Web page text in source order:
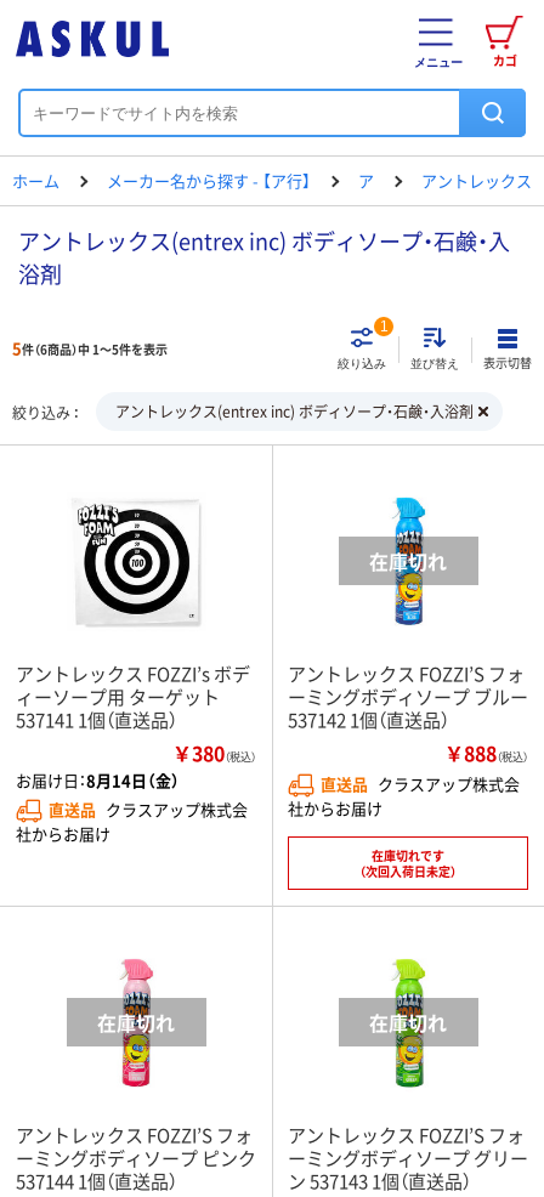
カゴ
メニュー
ホーム メーカー名から探す - 【ア行】 ア アントレックス
アントレックス(entrex inc) ボディソープ・石鹸・入
浴剤
5件（6商品）中 1～5件を表示
絞り込み
1
並び替え 表示切替
絞り込み アントレックス(entrex inc) ボディソープ・石鹸・入浴剤
アントレックス FOZZI’s ボデ
ィーソープ用 ターゲット
537141 1個（直送品）
￥380（税込）
お届け日：8月14日（金）
直送品 クラスアップ株式会
社からお届け
アントレックス FOZZI’S フォ
ーミングボディソープ ブルー
537142 1個（直送品）
￥888（税込）
直送品 クラスアップ株式会
社からお届け
在庫切れです
（次回入荷日未定）
アントレックス FOZZI’S フォ
ーミングボディソープ ピンク
537144 1個（直送品）
アントレックス FOZZI’S フォ
ーミングボディソープ グリー
ン 537143 1個（直送品）